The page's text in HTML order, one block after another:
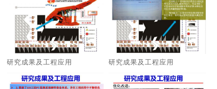
研究成果及工程应用 研究成果及工程应用